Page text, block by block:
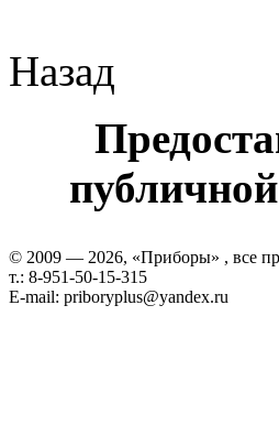
Назад
© 2009 — 2026, «Приборы» , все
т.: 8-951-50-15-315
E-mail: priboryplus@yandex.ru